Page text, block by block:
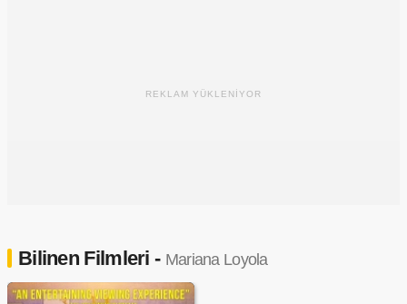
REKLAM YÜKLENİYOR
Bilinen Filmleri - Mariana Loyola